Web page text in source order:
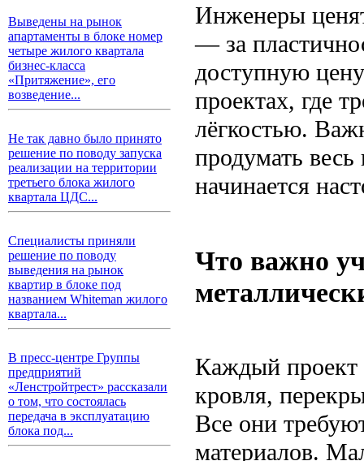
Выведены на рынок
апартаменты в блоке номер
четыре жилого квартала
бизнес-класса
«Притяжение», его
возведение...
Не так давно было принято
решение по поводу запуска
реализации на территории
третьего блока жилого
квартала ЦДС...
Специалисты приняли
решение по поводу
выведения на рынок
квартир в блоке под
названием Whiteman жилого
квартала...
В пресс-центре Группы
предприятий
«Ленстройтрест» рассказали
о том, что состоялась
передача в эксплуатацию
блока под...
Инженеры
— за
доступную
проектах, где
лёгкостью.
продумать весь
начинается
Что важно
Каждый проект
кровля,
Все они
материалов.